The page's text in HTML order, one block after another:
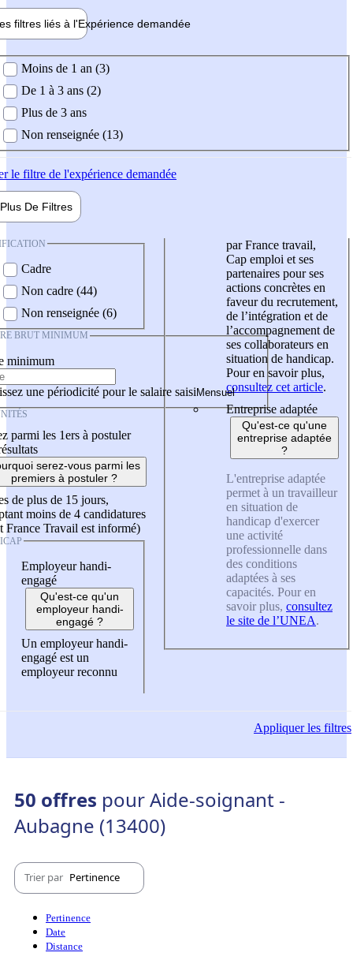
filtres liés à l'Expérience demandée
demandée
Moins de 1 an (3)
De 1 à 3 ans (2)
Plus de 3 ans
Non renseignée (13)
le filtre de l'expérience demandée
Plus De Filtres
Cadre
Non cadre (44)
Non renseignée (6)
BRUT MINIMUM
minimum
une périodicité pour le salaire saisi
parmi les 1ers à postuler
serez-vous parmi les
premiers à postuler ?
de plus de 15 jours,
moins de 4 candidatures
France Travail est informé)
Employeur handi-
engagé
Qu'est-ce qu'un
employeur handi-
engagé ?
Un employeur handi-
engagé est un
employeur reconnu
par France travail,
Cap emploi et ses
partenaires pour ses
actions concrètes en
faveur du recrutement,
de l’intégration et de
l’accompagnement de
ses collaborateurs en
situation de handicap.
Pour en savoir plus,
consultez cet article.
Entreprise adaptée
Qu'est-ce qu'une
entreprise adaptée
?
L'entreprise adaptée
permet à un travailleur
en situation de
handicap d'exercer
une activité
professionnelle dans
des conditions
adaptées à ses
capacités. Pour en
savoir plus, consultez
le site de l’UNEA.
Appliquerles filtres
50 offres pour Aide-soignant -
Aubagne (13400)
Trier par Pertinence
Pertinence
Date
Distance